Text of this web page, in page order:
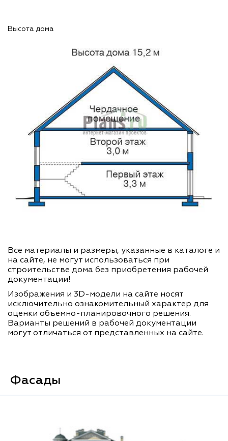
Высота дома
Все материалы и размеры, указанные в каталоге и
на сайте, не могут использоваться при
строительстве дома без приобретения рабочей
документации!
Изображения и 3D-модели на сайте носят
исключительно ознакомительный характер для
оценки объемно-планировочного решения.
Варианты решений в рабочей документации
могут отличаться от представленных на сайте.
Фасады